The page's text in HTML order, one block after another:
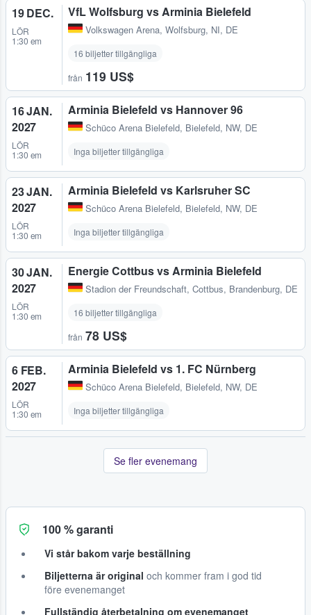
19 DEC.
LÖR
1:30 em
VfL Wolfsburg vs Arminia Bielefeld
Volkswagen Arena, Wolfsburg, NI, DE
16 biljetter tillgängliga
från 119 US$
16 JAN.
2027
LÖR
1:30 em
Arminia Bielefeld vs Hannover 96
Schüco Arena Bielefeld, Bielefeld, NW, DE
Inga biljetter tillgängliga
23 JAN.
2027
LÖR
1:30 em
Arminia Bielefeld vs Karlsruher SC
Schüco Arena Bielefeld, Bielefeld, NW, DE
Inga biljetter tillgängliga
30 JAN.
2027
LÖR
1:30 em
Energie Cottbus vs Arminia Bielefeld
Stadion der Freundschaft, Cottbus, Brandenburg, DE
16 biljetter tillgängliga
från 78 US$
6 FEB.
2027
LÖR
1:30 em
Arminia Bielefeld vs 1. FC Nürnberg
Schüco Arena Bielefeld, Bielefeld, NW, DE
Inga biljetter tillgängliga
Se fler evenemang
100 % garanti
Vi står bakom varje beställning
Biljetterna är original och kommer fram i god tid
före evenemanget
Fullständig återbetalning om evenemanget